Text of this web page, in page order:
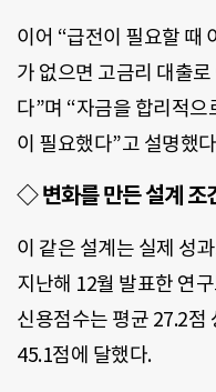
이어 “급전이 필요할 때
가 없으면 고금리 대출
다”며 “자금을 합리적
이 필요했다”고 설명했
◇ 변화를 만든 설계 조
이 같은 설계는 실제 성
지난해 12월 발표한 연
신용점수는 평균 27.2점
45.1점에 달했다.